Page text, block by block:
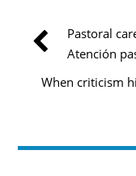
Pastoral
Atención
When criticism